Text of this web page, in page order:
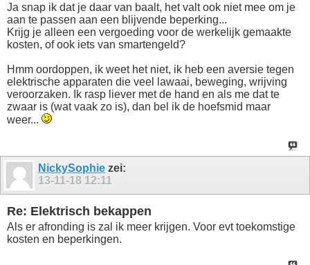
Ja snap ik dat je daar van baalt, het valt ook niet mee om je
aan te passen aan een blijvende beperking...
Krijg je alleen een vergoeding voor de werkelijk gemaakte
kosten, of ook iets van smartengeld?
Hmm oordoppen, ik weet het niet, ik heb een aversie tegen
elektrische apparaten die veel lawaai, beweging, wrijving
veroorzaken. Ik rasp liever met de hand en als me dat te
zwaar is (wat vaak zo is), dan bel ik de hoefsmid maar
weer...
NickySophie zei:
13-11-18 12:11
Re: Elektrisch bekappen
Als er afronding is zal ik meer krijgen. Voor evt toekomstige
kosten en beperkingen.